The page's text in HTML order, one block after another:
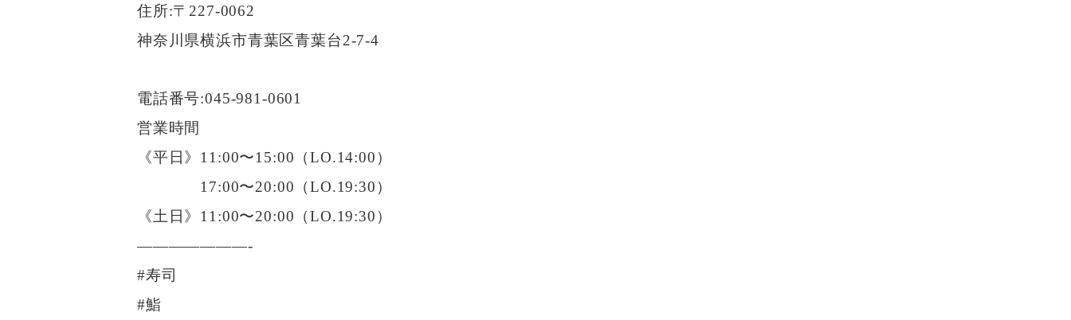
住所:〒227-0062
神奈川県横浜市青葉区青葉台2-7-4
電話番号:045-981-0601
営業時間
《平日》11:00〜15:00（LO.14:00）
17:00〜20:00（LO.19:30）
《土日》11:00〜20:00（LO.19:30）
———————-
#寿司
#鮨